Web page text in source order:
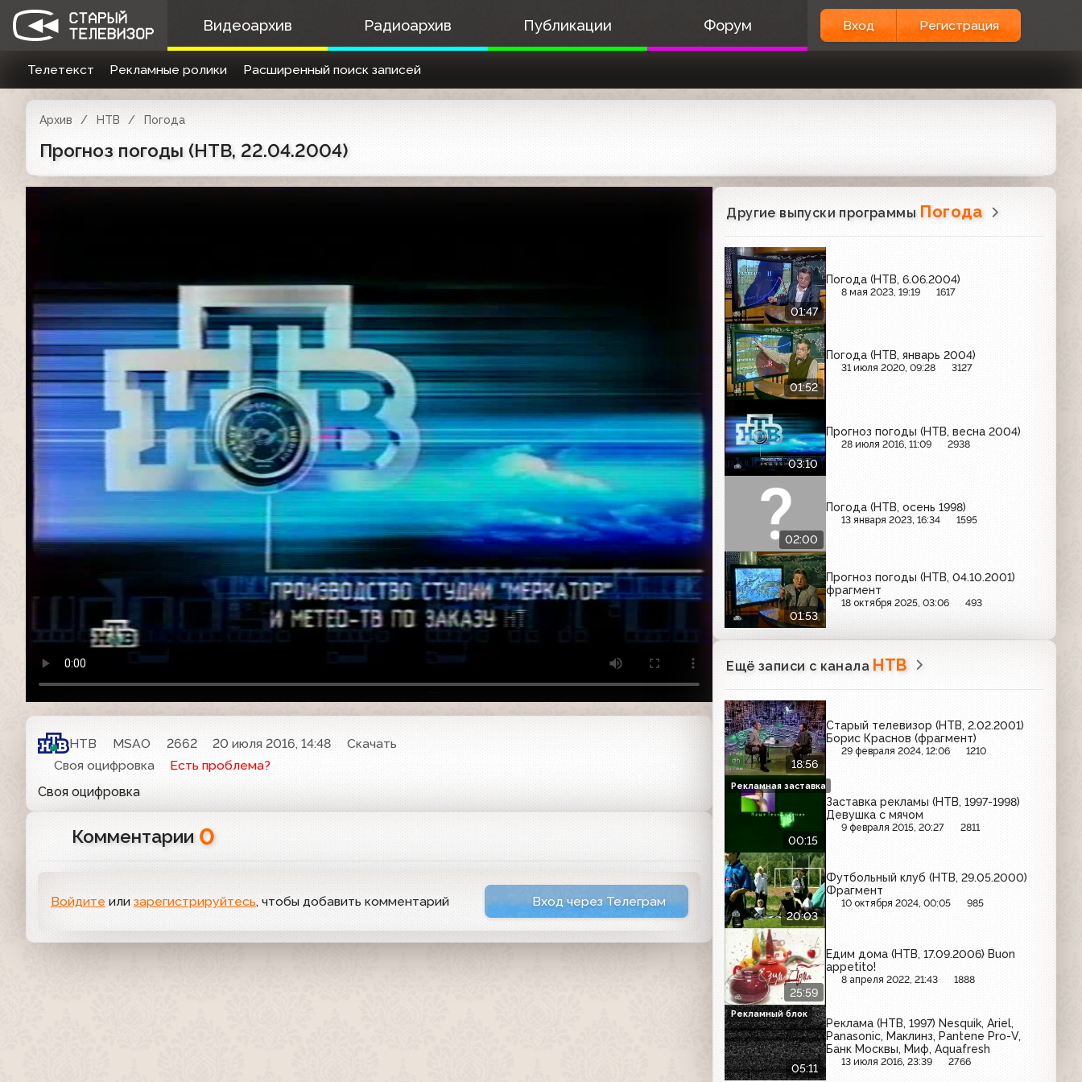
Видеоархив Радиоархив Публикации Форум Вход Регистрация
Телетекст Рекламные ролики Расширенный поиск записей
Архив НТВ Погода
Прогноз погоды (НТВ, 22.04.2004)
НТВ MSAO 2662 20 июля 2016, 14:48
Скачать
Своя оцифровка
Есть проблема?
Своя оцифровка
Комментарии 0
Войдите или зарегистрируйтесь, чтобы добавить комментарий Вход через Телеграм
Другие выпуски программы Погода
01:47
Погода (НТВ, 6.06.2004)
8 мая 2023, 19:19 1617
01:52
Погода (НТВ, январь 2004)
31 июля 2020, 09:28 3127
03:10
Прогноз погоды (НТВ, весна 2004)
28 июля 2016, 11:09 2938
02:00
Погода (НТВ, осень 1998)
13 января 2023, 16:34 1595
01:53
Прогноз погоды (НТВ, 04.10.2001)
фрагмент
18 октября 2025, 03:06 493
Ещё записи с канала НТВ
18:56
Старый телевизор (НТВ, 2.02.2001)
Борис Краснов (фрагмент)
29 февраля 2024, 12:06 1210
00:15
Заставка рекламы (НТВ, 1997-1998)
Девушка с мячом
9 февраля 2015, 20:27 2811
Рекламная заставка
20:03
Футбольный клуб (НТВ, 29.05.2000)
Фрагмент
10 октября 2024, 00:05 985
25:59
Едим дома (НТВ, 17.09.2006) Buon
appetito!
8 апреля 2022, 21:43 1888
05:11
Реклама (НТВ, 1997) Nesquik, Ariel,
Panasonic, Маклинз, Pantene Pro-V,
Банк Москвы, Миф, Aquafresh
13 июля 2016, 23:39 2766
Рекламный блок